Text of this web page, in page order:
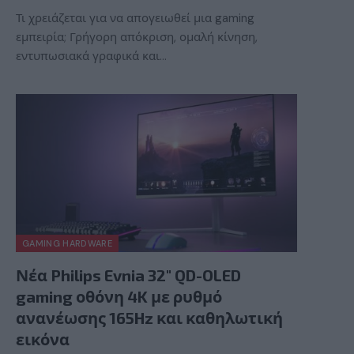
Τι χρειάζεται για να απογειωθεί μια gaming
εμπειρία; Γρήγορη απόκριση, ομαλή κίνηση,
εντυπωσιακά γραφικά και…
GAMING HARDWARE
Νέα Philips Evnia 32″ QD-OLED
gaming οθόνη 4K με ρυθμό
ανανέωσης 165Hz και καθηλωτική
εικόνα